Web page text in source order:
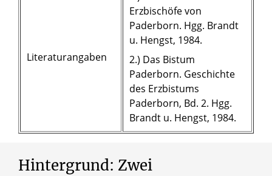
Literaturangaben
Erzbischöfe von
Paderborn. Hgg. Brandt
u. Hengst, 1984.
2.) Das Bistum
Paderborn. Geschichte
des Erzbistums
Paderborn, Bd. 2. Hgg.
Brandt u. Hengst, 1984.
Hintergrund: Zwei